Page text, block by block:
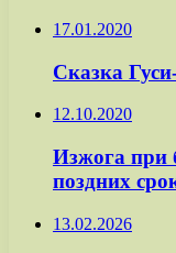
17.01.2020
Сказка
12.10.2020
Изжога при
поздних
13.02.2026